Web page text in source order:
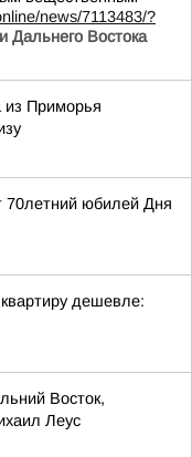
news/7113483/?
Дальнего Востока
из Приморья
юбилей Дня
дешевле:
Восток,
Леус